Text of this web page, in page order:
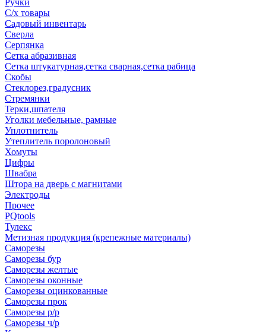
Ручки
С/х товары
Садовый инвентарь
Сверла
Серпянка
Сетка абразивная
Сетка штукатурная,сетка сварная,сетка рабица
Скобы
Стеклорез,градусник
Стремянки
Терки,шпателя
Уголки мебельные, рамные
Уплотнитель
Утеплитель поролоновый
Хомуты
Цифры
Швабра
Штора на дверь с магнитами
Электроды
Прочее
PQtools
Тулекс
Метизная продукция (крепежные материалы)
Саморезы
Саморезы бур
Саморезы желтые
Саморезы оконные
Саморезы оцинкованные
Саморезы прок
Саморезы р/р
Саморезы ч/р